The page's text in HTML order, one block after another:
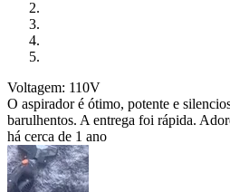
Voltagem: 110V
O aspirador é ótimo, potente e
barulhentos. A entrega foi rápida.
há cerca de 1 ano